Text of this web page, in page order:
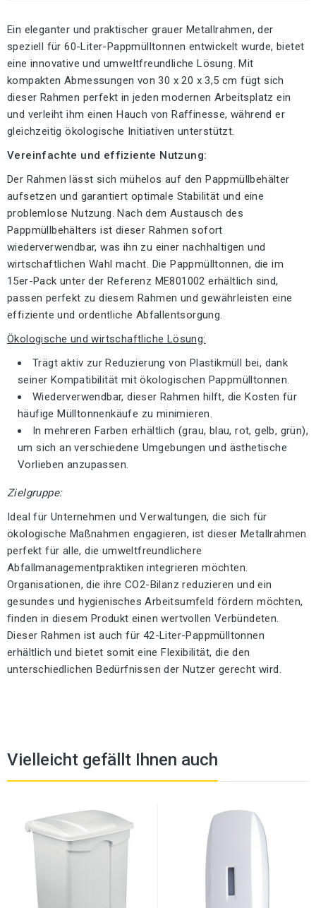
Ein eleganter und praktischer grauer Metallrahmen, der
speziell für 60-Liter-Pappmülltonnen entwickelt wurde, bietet
eine innovative und umweltfreundliche Lösung. Mit
kompakten Abmessungen von 30 x 20 x 3,5 cm fügt sich
dieser Rahmen perfekt in jeden modernen Arbeitsplatz ein
und verleiht ihm einen Hauch von Raffinesse, während er
gleichzeitig ökologische Initiativen unterstützt.
Vereinfachte und effiziente Nutzung:
Der Rahmen lässt sich mühelos auf den Pappmüllbehälter
aufsetzen und garantiert optimale Stabilität und eine
problemlose Nutzung. Nach dem Austausch des
Pappmüllbehälters ist dieser Rahmen sofort
wiederverwendbar, was ihn zu einer nachhaltigen und
wirtschaftlichen Wahl macht. Die Pappmülltonnen, die im
15er-Pack unter der Referenz ME801002 erhältlich sind,
passen perfekt zu diesem Rahmen und gewährleisten eine
effiziente und ordentliche Abfallentsorgung.
Ökologische und wirtschaftliche Lösung:
Trägt aktiv zur Reduzierung von Plastikmüll bei, dank
seiner Kompatibilität mit ökologischen Pappmülltonnen.
Wiederverwendbar, dieser Rahmen hilft, die Kosten für
häufige Mülltonnenkäufe zu minimieren.
In mehreren Farben erhältlich (grau, blau, rot, gelb, grün),
um sich an verschiedene Umgebungen und ästhetische
Vorlieben anzupassen.
Zielgruppe:
Ideal für Unternehmen und Verwaltungen, die sich für
ökologische Maßnahmen engagieren, ist dieser Metallrahmen
perfekt für alle, die umweltfreundlichere
Abfallmanagementpraktiken integrieren möchten.
Organisationen, die ihre CO2-Bilanz reduzieren und ein
gesundes und hygienisches Arbeitsumfeld fördern möchten,
finden in diesem Produkt einen wertvollen Verbündeten.
Dieser Rahmen ist auch für 42-Liter-Pappmülltonnen
erhältlich und bietet somit eine Flexibilität, die den
unterschiedlichen Bedürfnissen der Nutzer gerecht wird.
Vielleicht gefällt Ihnen auch